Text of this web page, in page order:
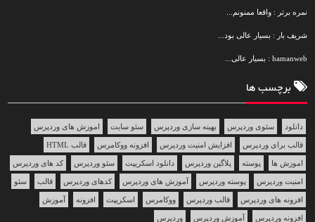
نمره برتر : واقعا ممنونم...
شریف بار : بسیار عالی بود...
hamanweb : بسیار عالی...
برچسب ها
دانلود سئوی وردپرس بهینه سازی وردپرس سئو سایت اموزش های وردپرس
قالب برای وردپرس افزایش امنیت وردپرس افزونه ووکامرس قالب HTML
اموزش ها پوسته پلاگین وردپرس دانلود اسکریپت سئو وردپرس کد های وردپرس
امنیت وردپرس پوسته وردپرس آموزش های وردپرس کدهای وردپرس قالب سئو
افزونه های وردپرس قالب وردپرس ووکامرس اسکریپت افزونه آموزش
افزونه وردپرس آموزش وردپرس وردپرس